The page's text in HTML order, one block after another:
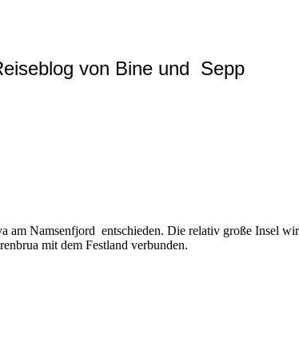
von Bine und Sepp
am Namsenfjord entschieden. Die relativ große Insel
mit dem Festland verbunden.